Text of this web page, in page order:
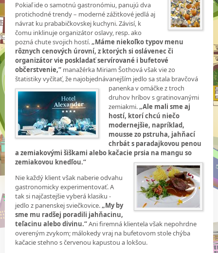
Pokiaľ ide o samotnú gastronómiu, panujú dva
protichodné trendy – moderné zážitkové jedlá aj
návrat ku prababičkovskej kuchyni. Závisí, k
čomu inklinuje organizátor oslavy, resp. ako
pozná chute svojich hostí.„Máme niekoľko typov menu
rôznych cenových úrovní, z ktorých si oslávenec či
organizátor vie poskladať servírované i bufetové
občerstvenie,“ manažérka Miriam Šothová však vie zo
štatistiky vyčítať, že najobjednávanejším jedlo sa stala bravčová
panenka v omáčke z troch
druhov hríbov s gratinovanými
zemiakmi.„Ale mali sme aj
hostí, ktorí chcú niečo
modernejšie, napríklad,
mousse zo pstruha, jahňací
chrbát s paradajkovou penou
a zemiakovými šiškami alebo kačacie prsia na mangu so
zemiakovou knedľou.“
Nie každý klient však naberie odvahu
gastronomicky experimentovať. A
tak si najčastejšie vyberá klasiku -
jedlo z panenskej sviečkovice.„My by
sme mu radšej poradili jahňacinu,
teľacinu alebo divinu.“Ani firemná klientela však nepohrdne
overeným zvykom; málokedy vraj na bufetovom stole chýba
kačacie stehno s červenou kapustou a lokšou.